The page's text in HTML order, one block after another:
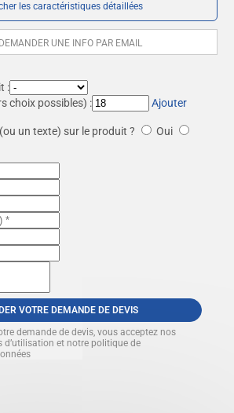
les caractéristiques détaillées
DEMANDER UNE INFO PAR EMAIL
:
choix possibles) :
Ajouter
un texte) sur le produit ?
Oui
VOTRE DEMANDE DE DEVIS
demande de devis, vous acceptez nos
d’utilisation et notre politique de